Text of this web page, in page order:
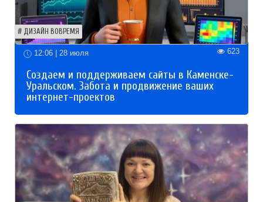
ДИЗАЙН ВОВРЕМЯ
12:06 | 28 июля 623
Создаем и поддерживаем сайты в Каменске-
Уральском. Забота и продвижение ваших
интернет-проектов